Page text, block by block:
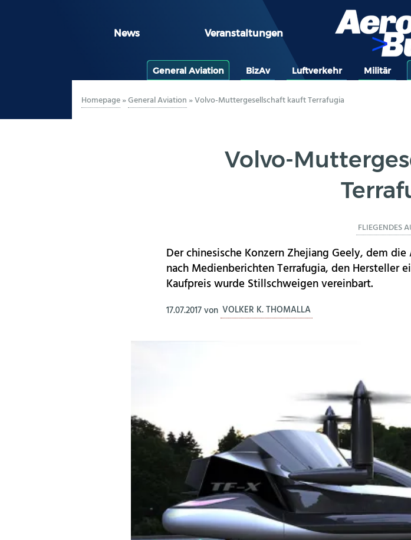
News Veranstaltungen
General Aviation BizAv Luftverkehr Militär
Homepage»General Aviation »Volvo-Muttergesellschaft kauft Terrafugia
Volvo-
FLIEGENDES
Der chinesische Konzern Zhejiang Geely, dem
nach Medienberichten Terrafugia, den Hersteller
Kaufpreis wurde Stillschweigen vereinbart.
17.07.2017von VOLKER K. THOMALLA